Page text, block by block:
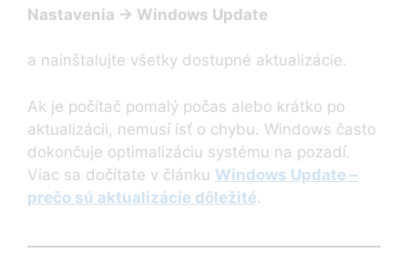
Nastavenia → Windows Update
a nainštalujte všetky dostupné aktualizácie.
Ak je počítač pomalý počas alebo krátko po
aktualizácii, nemusí ísť o chybu. Windows často
dokončuje optimalizáciu systému na pozadí.
Viac sa dočítate v článku Windows Update –
prečo sú aktualizácie dôležité.